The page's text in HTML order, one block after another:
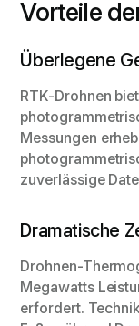
Vorteile
Überlegene
RTK-Drohnen
Messungen
zuverlässige
Dramatische
Drohnen-
Megawatts
erfordert.